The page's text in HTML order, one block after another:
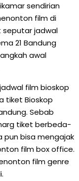
sendirian
film di
seputar jadwal
21 Bandung
awal
film bioskop
tiket Bioskop
Sebab
tiket berbeda-
pun bisa mengajak
film box office.
film genre